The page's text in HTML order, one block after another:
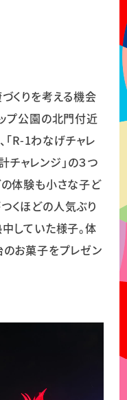
くりを考える機会
プ公園の北門付近
「R-1わなげチャレ
チャレンジ」の３つ
体験も小さな子ど
くほどの人気ぶり
していた様子。体
お菓子をプレゼン